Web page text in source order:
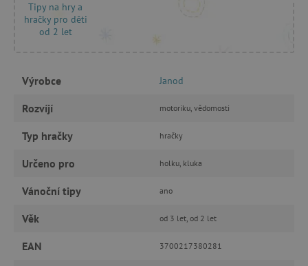
Tipy na hry a
hračky pro děti
od 2 let
Výrobce Janod
Rozvíjí motoriku, vědomosti
Typ hračky hračky
Určeno pro holku, kluka
Vánoční tipy ano
Věk od 3 let, od 2 let
EAN 3700217380281
Funkční soubory
Nezbytně nutné soubory cookie umožňují
stránky nelze bez nezbytně nutných souborů